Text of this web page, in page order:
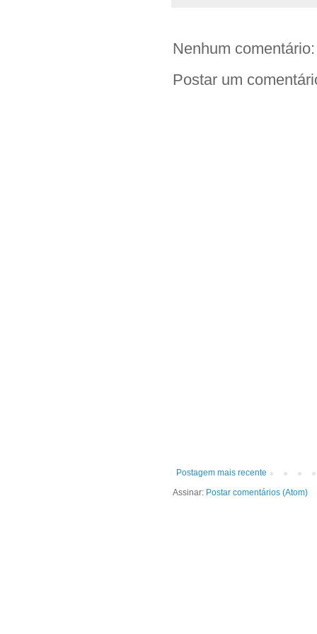
Nenhum comentário:
Postar um
Postagem mais recente
Assinar: Postar comentários (Atom)